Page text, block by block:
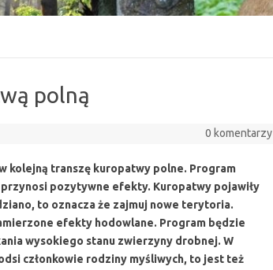
polną
0 komentarzy
kolejną transzę kuropatwy polne. Program
pozytywne efekty. Kuropatwy pojawiły
to oznacza że zajmuj nowe terytoria.
efekty hodowlane. Program będzie
wysokiego stanu zwierzyny drobnej. W
członkowie rodziny myśliwych, to jest też